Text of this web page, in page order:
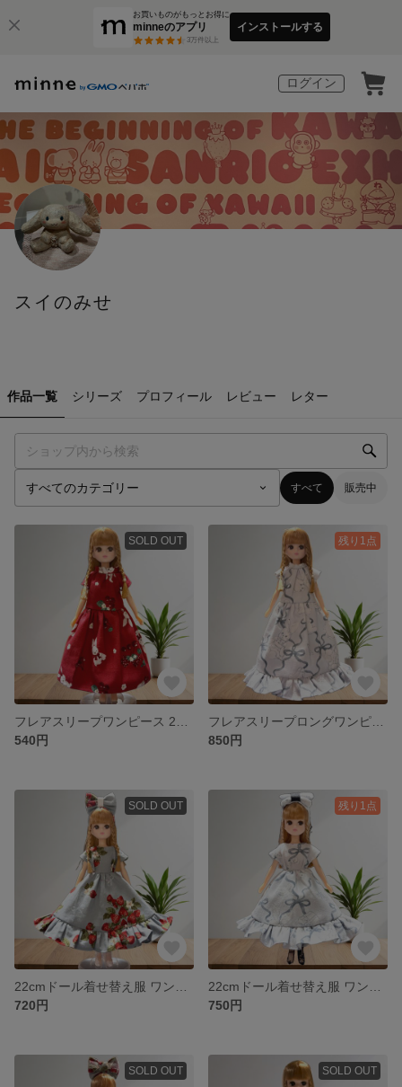
お買いものがもっとお得に
minneのアプリ
3万件以上
インストールする
ログイン
スイのみせ
作品一覧 シリーズ プロフィール レビュー レター
すべて 販売中
SOLD OUT
540円
残り1点
850円
SOLD OUT
720円
残り1点
750円
SOLD OUT SOLD OUT